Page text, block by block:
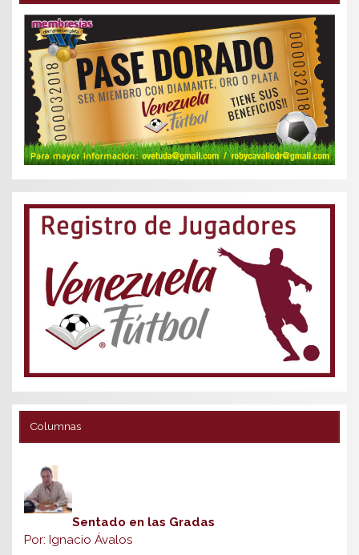
Columnas
Sentado en las Gradas
Por: Ignacio Ávalos